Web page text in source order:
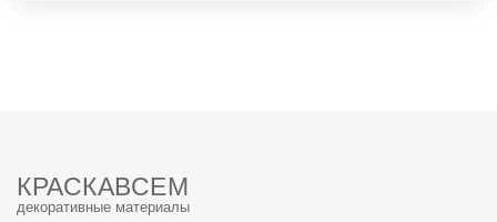
КРАСКАВСЕМ
декоративные материалы